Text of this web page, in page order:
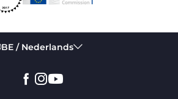
BE / Nederlands